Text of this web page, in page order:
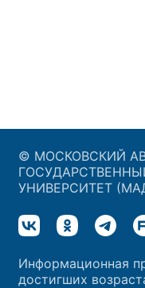
© МОСКОВСКИЙ
УНИВЕРСИТЕТ
Информационная
достигших